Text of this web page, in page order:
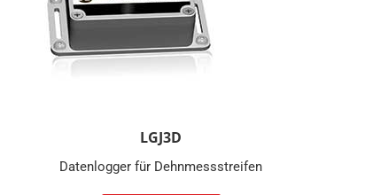
LGJ3D
Datenlogger für Dehnmessstreifen